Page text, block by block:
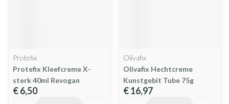
Protefix
Protefix Kleefcreme X-
sterk 40ml Revogan
€ 6,50
Olivafix
Olivafix Hechtcreme
Kunstgebit Tube 75g
€ 16,97